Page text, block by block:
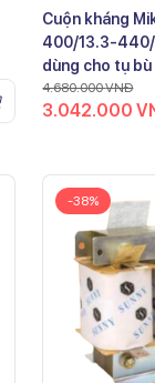
Cuộn kháng
400/13.3-440/
dùng cho tụ
4.680.000VNĐ
3.042.000
-38%